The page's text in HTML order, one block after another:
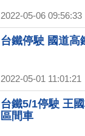
2022-05-06 09:56:33
台鐵停駛 國道高
2022-05-01 11:01:21
台鐵5/1停駛 王
區間車